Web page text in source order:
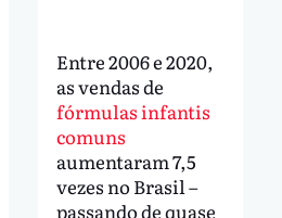
Entre 2006 e 2020,
as vendas de
fórmulas infantis
comuns
aumentaram 7,5
vezes no Brasil –
passando de quase